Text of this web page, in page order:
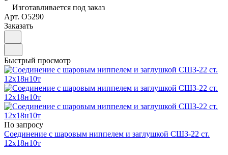
Изготавливается под заказ
Арт. O5290
Заказать
Быстрый просмотр
По запросу
Соединение с шаровым ниппелем и заглушкой СШЗ-22 ст.
12х18н10т